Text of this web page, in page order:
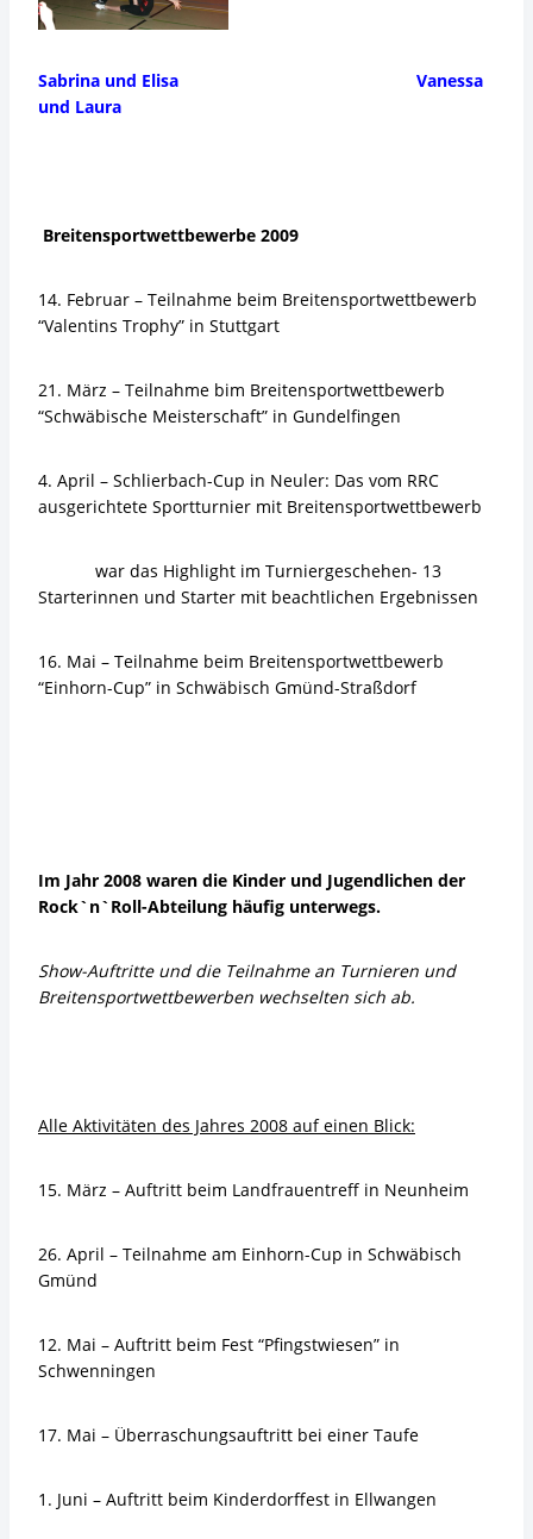
Sabrina und Elisa Vanessa
und Laura
Breitensportwettbewerbe 2009
14. Februar – Teilnahme beim Breitensportwettbewerb
“Valentins Trophy” in Stuttgart
21. März – Teilnahme bim Breitensportwettbewerb
“Schwäbische Meisterschaft” in Gundelfingen
4. April – Schlierbach-Cup in Neuler: Das vom RRC
ausgerichtete Sportturnier mit Breitensportwettbewerb
war das Highlight im Turniergeschehen- 13
Starterinnen und Starter mit beachtlichen Ergebnissen
16. Mai – Teilnahme beim Breitensportwettbewerb
“Einhorn-Cup” in Schwäbisch Gmünd-Straßdorf
Im Jahr 2008 waren die Kinder und Jugendlichen der
Rock`n`Roll-Abteilung häufig unterwegs.
Show-Auftritte und die Teilnahme an Turnieren und
Breitensportwettbewerben wechselten sich ab.
Alle Aktivitäten des Jahres 2008 auf einen Blick:
15. März – Auftritt beim Landfrauentreff in Neunheim
26. April – Teilnahme am Einhorn-Cup in Schwäbisch
Gmünd
12. Mai – Auftritt beim Fest “Pfingstwiesen” in
Schwenningen
17. Mai – Überraschungsauftritt bei einer Taufe
1. Juni – Auftritt beim Kinderdorffest in Ellwangen